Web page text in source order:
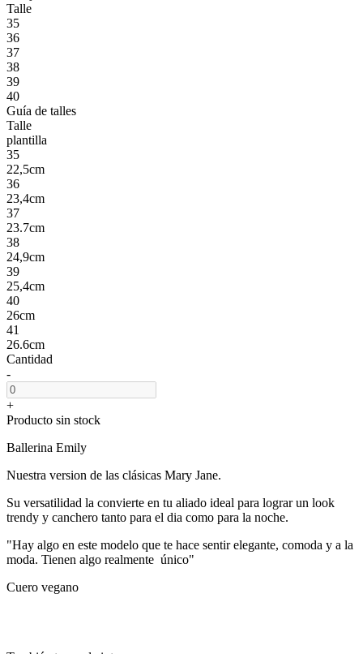
Talle
35
36
37
38
39
40
Guía de talles
Talle
plantilla
35
22,5cm
36
23,4cm
37
23.7cm
38
24,9cm
39
25,4cm
40
26cm
41
26.6cm
Cantidad
-
+
Producto sin stock
Ballerina Emily
Nuestra version de las clásicas Mary Jane.
Su versatilidad la convierte en tu aliado ideal para lograr un look
trendy y canchero tanto para el dia como para la noche.
"Hay algo en este modelo que te hace sentir elegante, comoda y a la
moda. Tienen algo realmente único"
Cuero vegano